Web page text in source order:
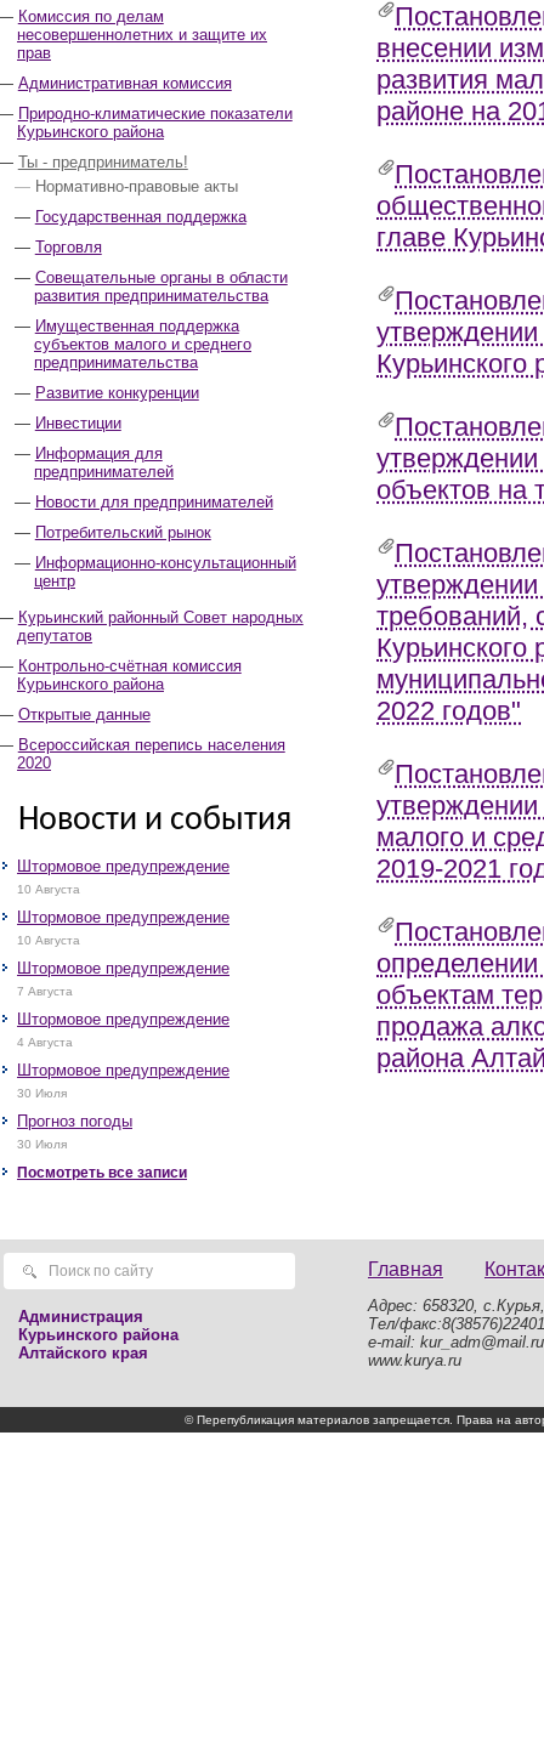
Комиссия по делам
несовершеннолетних и защите их
прав
Административная комиссия
Природно-климатические показатели
Курьинского района
Ты - предприниматель!
Нормативно-правовые акты
Государственная поддержка
Торговля
Совещательные органы в области
развития предпринимательства
Имущественная поддержка
субъектов малого и среднего
предпринимательства
Развитие конкуренции
Инвестиции
Информация для
предпринимателей
Новости для предпринимателей
Потребительский рынок
Информационно-консультационный
центр
Курьинский районный Совет народных
депутатов
Контрольно-счётная комиссия
Курьинского района
Открытые данные
Всероссийская перепись населения
2020
Новости и события
Штормовое предупреждение
10 Августа
Штормовое предупреждение
10 Августа
Штормовое предупреждение
7 Августа
Штормовое предупреждение
4 Августа
Штормовое предупреждение
30 Июля
Прогноз погоды
30 Июля
Посмотреть все записи
внесении
развития
районе на
главе
Курьинского
объектов на
требований,
Курьинского
2022 годов"
малого и
2019-2021
объектам
продажа
района
Администрация
Курьинского района
Алтайского края
Главная
Адрес: 658320,
Тел/факс:8(38576)22401
e-mail: kur_adm@mail.ru
www.kurya.ru
© Перепубликация материалов запрещается. Права